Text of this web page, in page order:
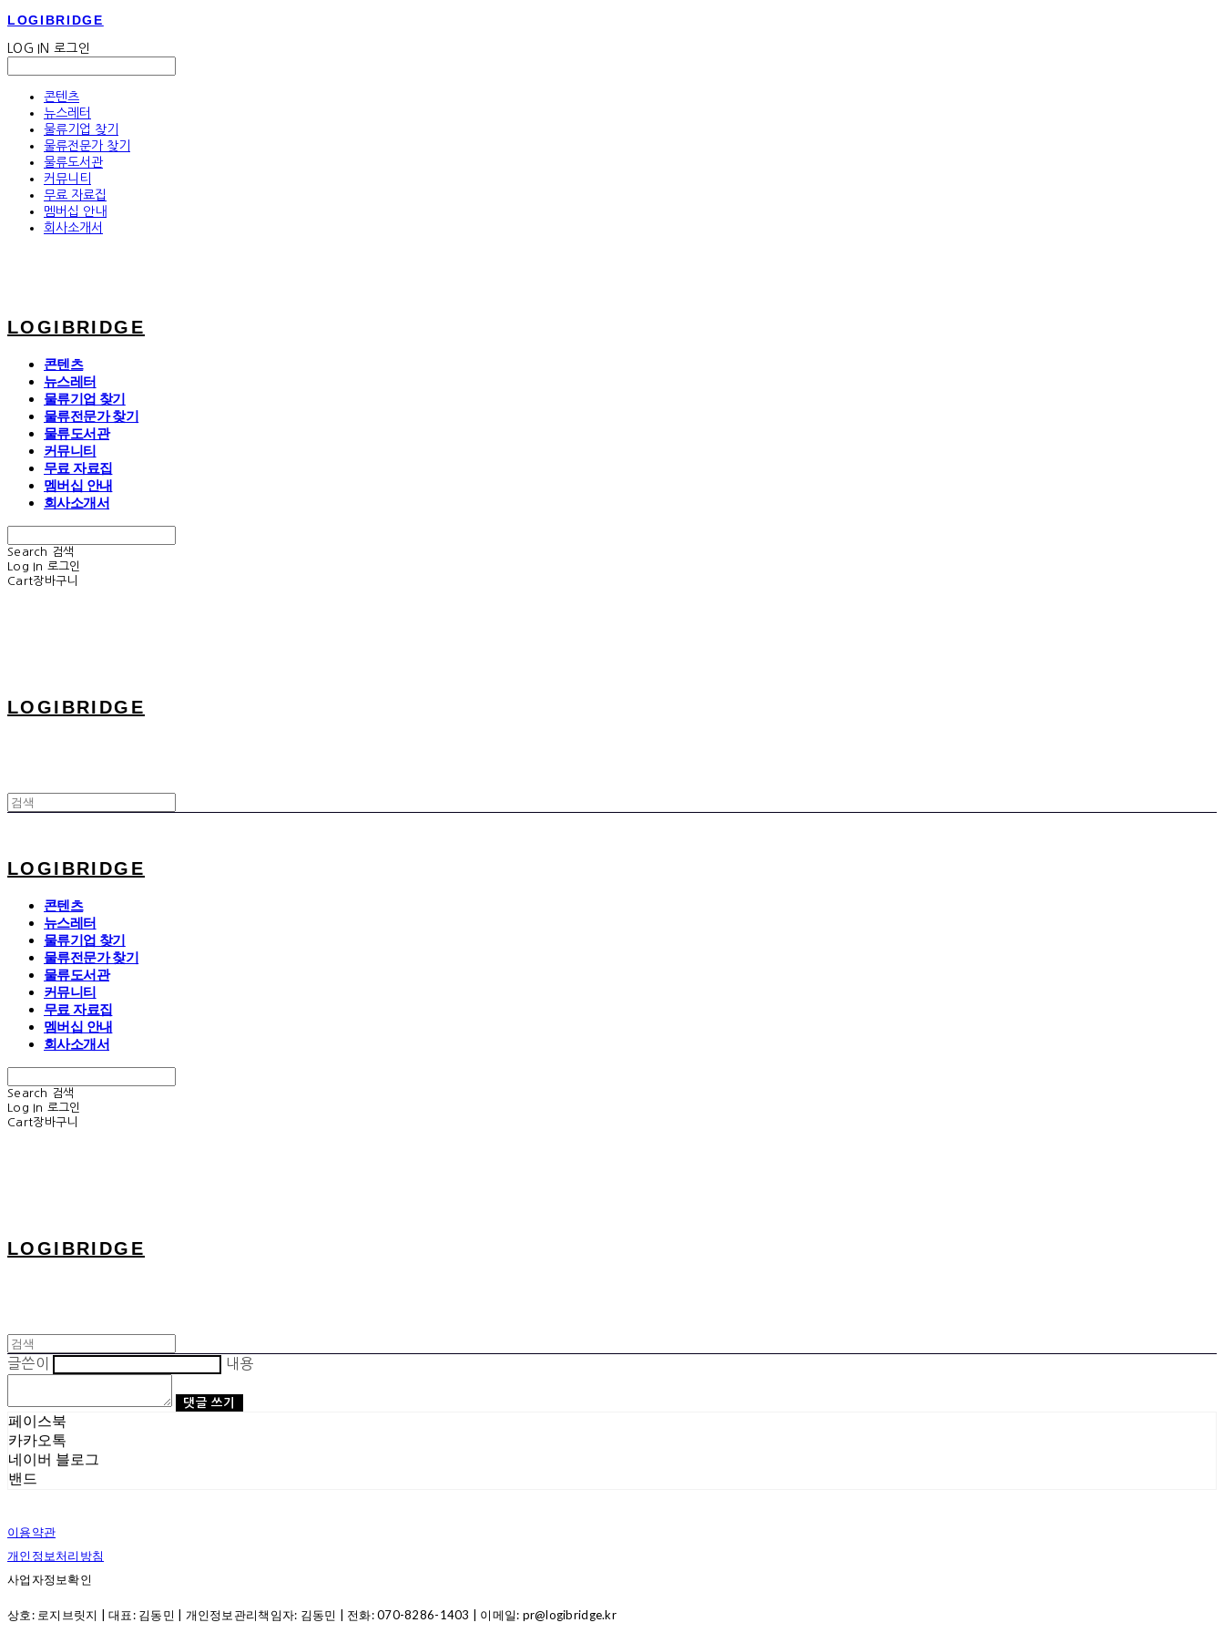
LOGIBRIDGE
LOG IN 로그인
콘텐츠
뉴스레터
물류기업 찾기
물류전문가 찾기
물류도서관
커뮤니티
무료 자료집
멤버십 안내
회사소개서
LOGIBRIDGE
콘텐츠
뉴스레터
물류기업 찾기
물류전문가 찾기
물류도서관
커뮤니티
무료 자료집
멤버십 안내
회사소개서
Search
검색
Log In 로그인
Cart장바구니
LOGIBRIDGE
LOGIBRIDGE
콘텐츠
뉴스레터
물류기업 찾기
물류전문가 찾기
물류도서관
커뮤니티
무료 자료집
멤버십 안내
회사소개서
Search
검색
Log In 로그인
Cart장바구니
LOGIBRIDGE
글쓴이 내용
댓글 쓰기
페이스북
카카오톡
네이버 블로그
밴드
이용약관
개인정보처리방침
사업자정보확인
상호: 로지브릿지 | 대표: 김동민 | 개인정보관리책임자: 김동민 | 전화: 070-8286-1403 | 이메일: pr@logibridge.kr